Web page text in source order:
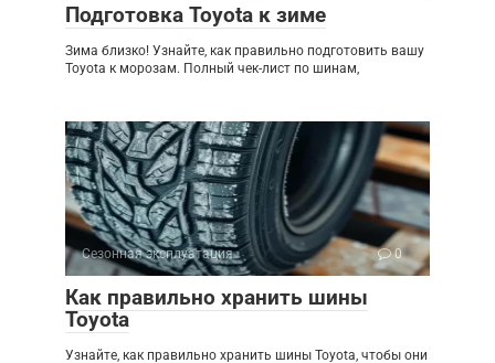
Подготовка Toyota к зиме
Зима близко! Узнайте, как правильно подготовить вашу
Toyota к морозам. Полный чек-лист по шинам,
Сезонная эксплуатация 0
Как правильно хранить шины
Toyota
Узнайте, как правильно хранить шины Toyota, чтобы они